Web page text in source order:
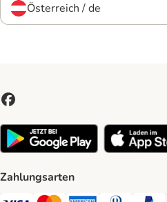
Österreich / de
Zahlungsarten